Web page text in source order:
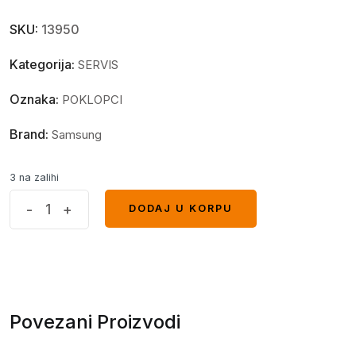
SKU: 13950
Kategorija: SERVIS
Oznaka: POKLOPCI
Brand: Samsung
3 na zalihi
S20
- +
DODAJ U KORPU
Povezani Proizvodi